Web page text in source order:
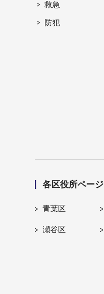
救急
防犯
各区役所ページ
青葉区
瀬谷区